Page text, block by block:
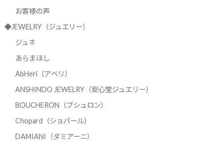
お客様の声
◆JEWELRY（ジュエリー）
ジュネ
あらまほし
AbHeri（アベリ）
ANSHINDO JEWELRY（安心堂ジュエリー）
BOUCHERON（ブシュロン）
Chopard（ショパール）
DAMIANI（ダミアーニ）